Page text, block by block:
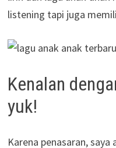
listening tapi juga
Kenalan
yuk!
Karena penasaran,